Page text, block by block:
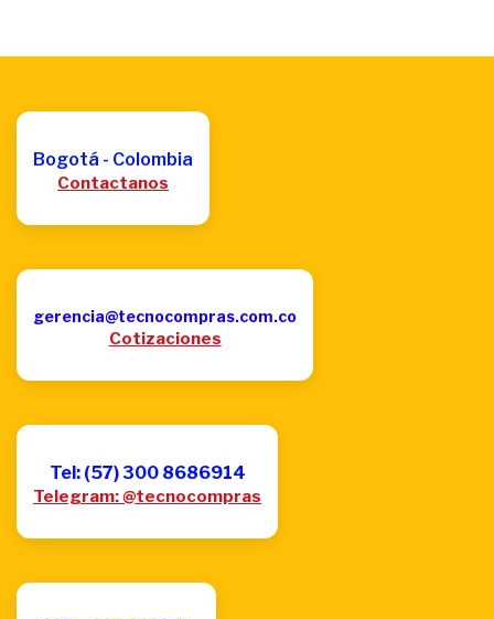
Bogotá - Colombia
Contactanos
gerencia@tecnocompras.com.co
Cotizaciones
Tel: (57) 300 8686914
Telegram: @tecnocompras